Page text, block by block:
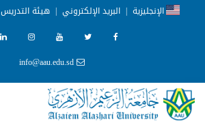
الإنجليزية | البريد الإلكتروني | هيئة التدريس